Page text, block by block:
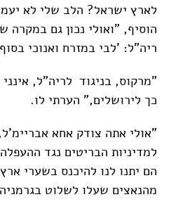
לארץ ישראל? הלב שלי לא
הוסיף, "ואולי נכון גם במקרה
ריה"ל: 'לבי במזרח ואנוכי
"מרקוס, בניגוד לריה"ל,
כך לירושלים," הערתי לו.
"אולי אתה צודק אחא
למדיניות הבריטים נגד
הם יתנו לנו להיכנס בשערי
מהנאצים שעלו לשלוט